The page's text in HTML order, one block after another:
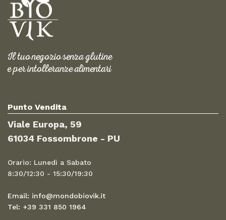
Il tuo negozio senza glutine
e per intolleranze alimentari
Punto Vendita
Viale Europa, 59
61034 Fossombrone - PU
Orario: Lunedì a Sabato
8:30/12:30 - 15:30/19:30
Email: info@mondobiovik.it
Tel: +39 331 850 1964